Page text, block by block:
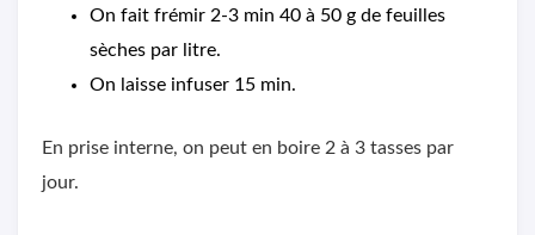
On fait frémir 2-3 min 40 à 50 g de feuilles
sèches par litre.
On laisse infuser 15 min.
En prise interne, on peut en boire 2 à 3 tasses par
jour.